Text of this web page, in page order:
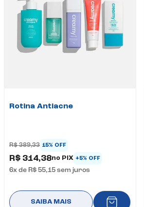
Rotina Antiacne
R$ 389,33 15% OFF
R$ 314,38no PIX +5% OFF
6x de R$ 55,15sem juros
SAIBA MAIS